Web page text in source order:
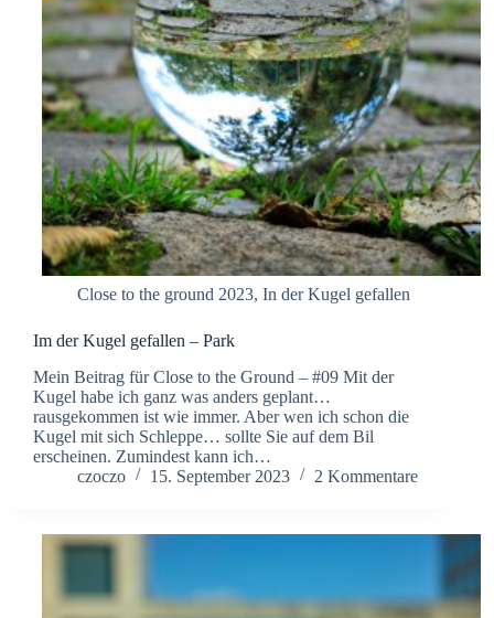
Close to the ground 2023, In der Kugel gefallen
Im der Kugel gefallen – Park
Mein Beitrag für Close to the Ground – #09 Mit der
Kugel habe ich ganz was anders geplant…
rausgekommen ist wie immer. Aber wen ich schon die
Kugel mit sich Schleppe… sollte Sie auf dem Bil
erscheinen. Zumindest kann ich…
czoczo
15. September 2023 2 Kommentare